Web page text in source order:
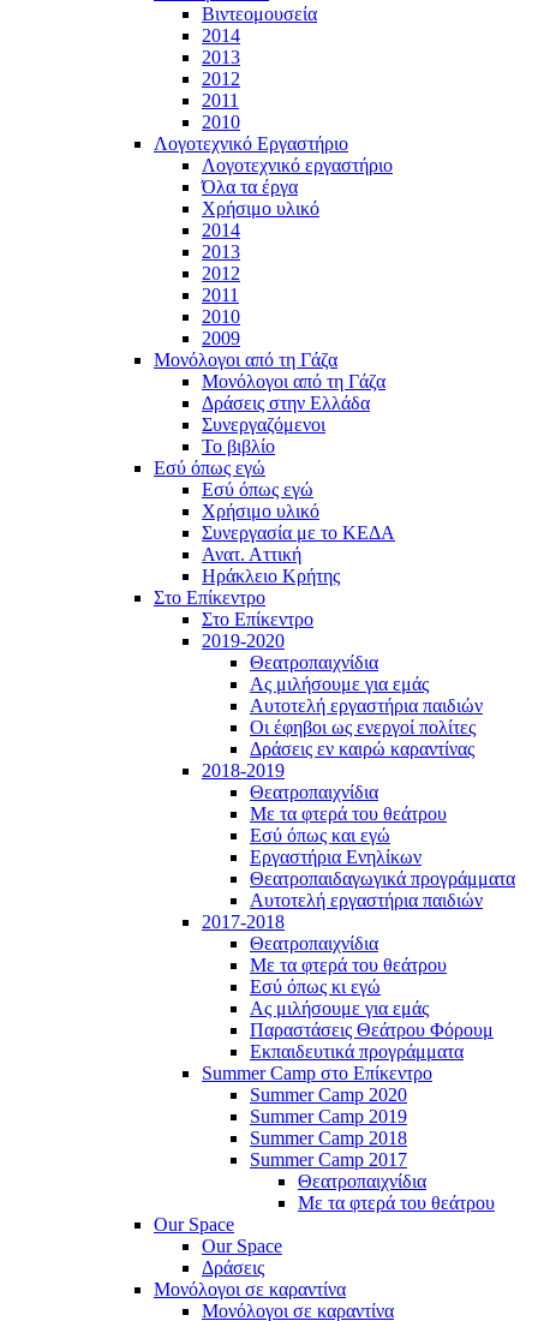
Βιντεομουσεία
2014
2013
2012
2011
2010
Λογοτεχνικό Εργαστήριο
Λογοτεχνικό εργαστήριο
Όλα τα έργα
Χρήσιμο υλικό
2014
2013
2012
2011
2010
2009
Μονόλογοι από τη Γάζα
Μονόλογοι από τη Γάζα
Δράσεις στην Ελλάδα
Συνεργαζόμενοι
To βιβλίο
Εσύ όπως εγώ
Εσύ όπως εγώ
Χρήσιμο υλικό
Συνεργασία με το ΚΕΔΑ
Ανατ. Αττική
Ηράκλειο Κρήτης
Στο Επίκεντρο
Στο Επίκεντρο
2019-2020
Θεατροπαιχνίδια
Ας μιλήσουμε για εμάς
Αυτοτελή εργαστήρια παιδιών
Οι έφηβοι ως ενεργοί πολίτες
Δράσεις εν καιρώ καραντίνας
2018-2019
Θεατροπαιχνίδια
Με τα φτερά του θεάτρου
Εσύ όπως και εγώ
Εργαστήρια Ενηλίκων
Θεατροπαιδαγωγικά προγράμματα
Αυτοτελή εργαστήρια παιδιών
2017-2018
Θεατροπαιχνίδια
Με τα φτερά του θεάτρου
Εσύ όπως κι εγώ
Ας μιλήσουμε για εμάς
Παραστάσεις Θεάτρου Φόρουμ
Εκπαιδευτικά προγράμματα
Summer Camp στο Επίκεντρο
Summer Camp 2020
Summer Camp 2019
Summer Camp 2018
Summer Camp 2017
Θεατροπαιχνίδια
Με τα φτερά του θεάτρου
Our Space
Our Space
Δράσεις
Μονόλογοι σε καραντίνα
Μονόλογοι σε καραντίνα